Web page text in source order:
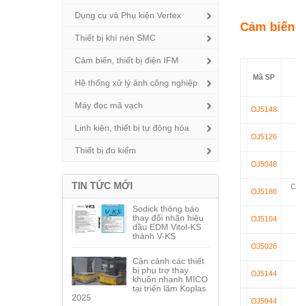
Dụng cụ và Phụ kiện Vertex
Thiết bị khí nén SMC
Cảm biến, thiết bị điện IFM
Hệ thống xử lý ảnh công nghiệp
Máy đọc mã vạch
Linh kiện, thiết bị tự động hóa
Thiết bị đo kiểm
TIN TỨC MỚI
Sodick thông báo
thay đổi nhãn hiệu
dầu EDM Vitol-KS
thành V-KS
Cận cảnh các thiết
bị phụ trợ thay
khuôn nhanh MICO
tại triển lãm Koplas
2025
Cảm
Mã SP
OJ5148
OJ5126
OJ5048
OJ5186
OJ5104
OJ5026
OJ5144
OJ5044